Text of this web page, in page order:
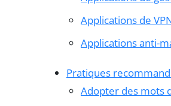
Applications de
Applications anti-
Pratiques
Adopter des mots